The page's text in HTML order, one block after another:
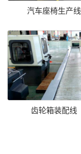
汽车座椅生产线
齿轮箱装配线